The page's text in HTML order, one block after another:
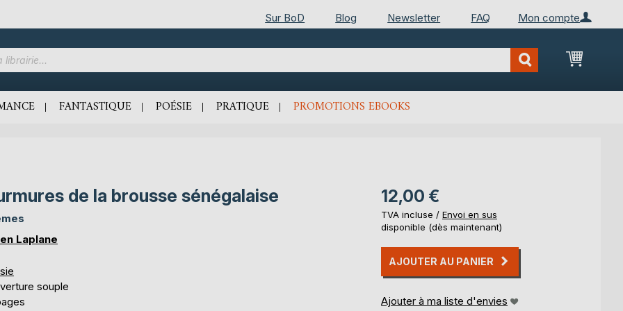
Mon compte
Sur BoD Blog Newsletter FAQ
Mon
FANTASTIQUE POÉSIE PRATIQUE PROMOTIONS EBOOKS
de la brousse sénégalaise
Laplane
souple
12,00 €
TVA incluse / Envoi en sus
disponible (dès maintenant)
AJOUTER AU PANIER
Ajouter à ma liste d'envies